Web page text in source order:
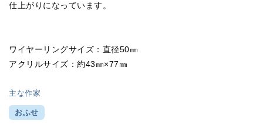
仕上がりになっています。
ワイヤーリングサイズ：直径50㎜
アクリルサイズ：約43㎜×77㎜
主な作家
おふせ